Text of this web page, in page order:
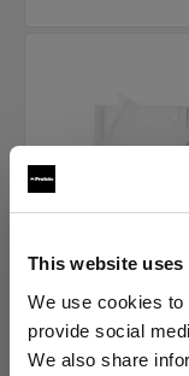
This website uses
We use cookies
provide social
We also share
PIÈCES DE
Diffuser kit for
Softbox 1x6'